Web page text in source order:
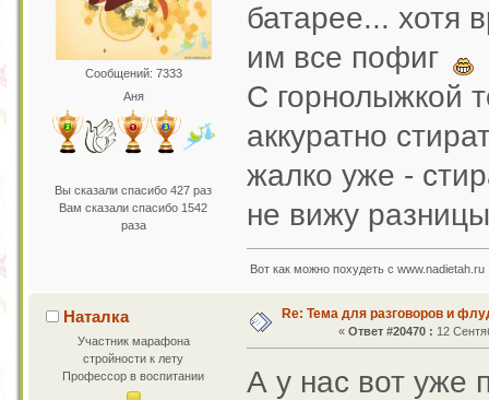
Сообщений: 7333
Аня
Вы сказали спасибо 427 раз
Вам сказали спасибо 1542
раза
батарее... хотя
им все пофиг
С горнолыжкой
аккуратно
жалко уже -
не вижу
Вот как можно похудеть с www.nadietah.ru
Наталка
Участник марафона
стройности к лету
Профессор в воспитании
Re: Тема для разговоров и
«Ответ #20470 : 12
А у нас вот уже